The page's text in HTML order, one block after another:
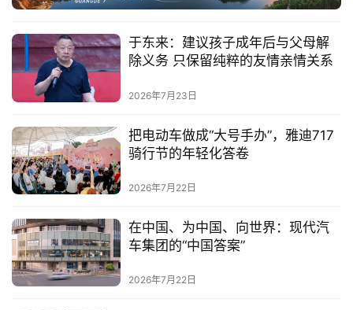
于东来：建议孩子成年后与父母解
除义务 只保留纯粹的友情亲情关系
2026年7月23日
把电动车做成“大号手办”，雅迪717
骑行节的年轻化答卷
2026年7月22日
在中国、为中国、向世界：现代汽
车集团的“中国答案”
2026年7月22日